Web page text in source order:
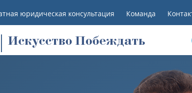
юридическая консультация Команда
Искусство Побеждать